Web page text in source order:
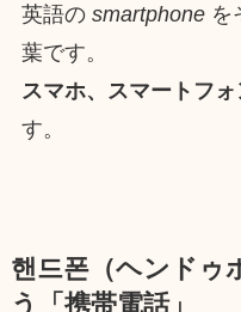
英語の smartphoneを
葉です。
スマホ、スマートフォ
す。
핸드폰（ヘンドゥ
う「携帯電話」